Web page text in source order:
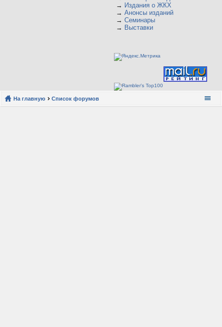
→ Издания о ЖКХ
→ Анонсы изданий
→ Семинары
→ Выставки
На главную Список форумов